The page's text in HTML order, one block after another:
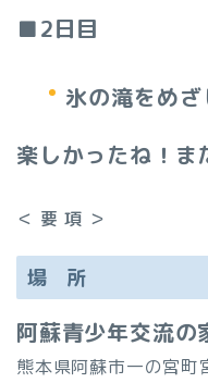
■2日目
氷の滝をめざ
楽しかったね！ま
＜ 要 項 ＞
場 所
阿蘇青少年交流の
熊本県阿蘇市一の宮